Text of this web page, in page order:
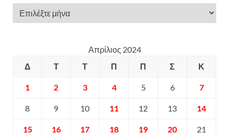
Απρίλιος 2024
Δ
Τ Τ Π Π Σ Κ
1 2 3 4 5 6 7
8 9 10 11 12 13 14
15 16 17 18 19 20 21